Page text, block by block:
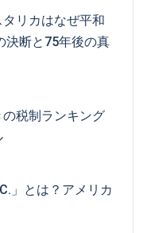
リカはなぜ平和
決断と75年後の真
税制ランキング
」とは？アメリカ